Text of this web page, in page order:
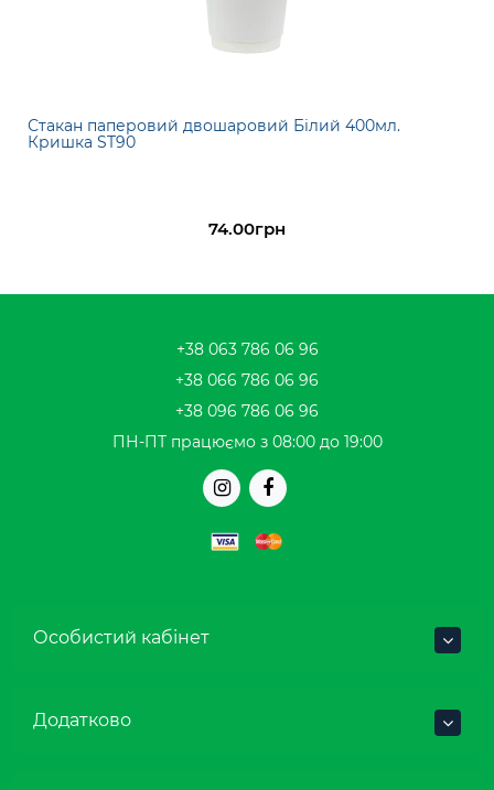
Стакан паперовий двошаровий Білий 400мл.
Кришка ST90
74.00грн
+38 063 786 06 96
+38 066 786 06 96
+38 096 786 06 96
ПН-ПТ працюємо з 08:00 до 19:00
Особистий кабінет
Додатково